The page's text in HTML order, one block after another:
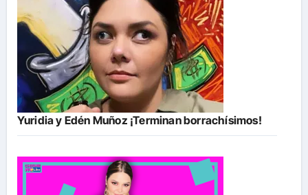
Yuridia y Edén Muñoz ¡Terminan borrachísimos!